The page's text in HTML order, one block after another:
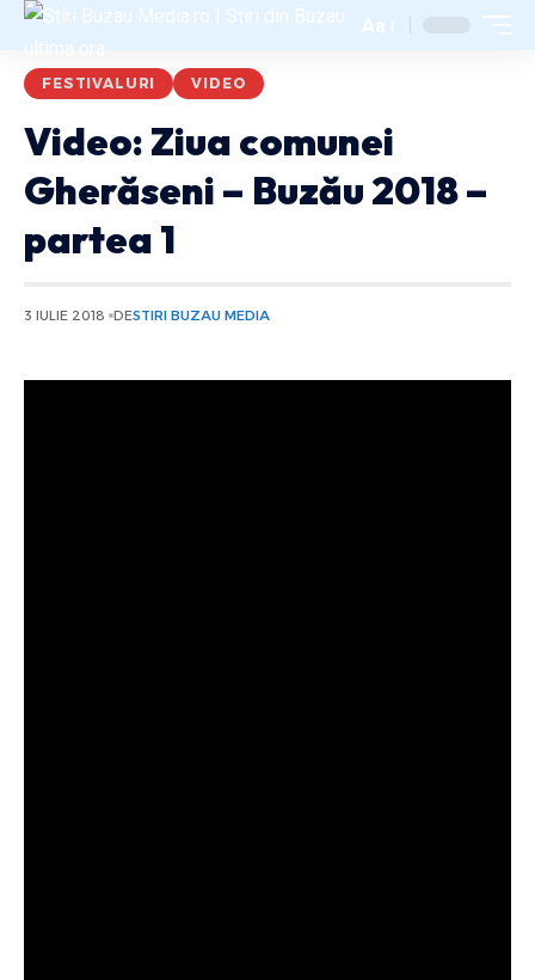
Aa
FESTIVALURI VIDEO
Video: Ziua comunei
Gherăseni – Buzău 2018 –
partea 1
3 IULIE 2018 DESTIRI BUZAU MEDIA